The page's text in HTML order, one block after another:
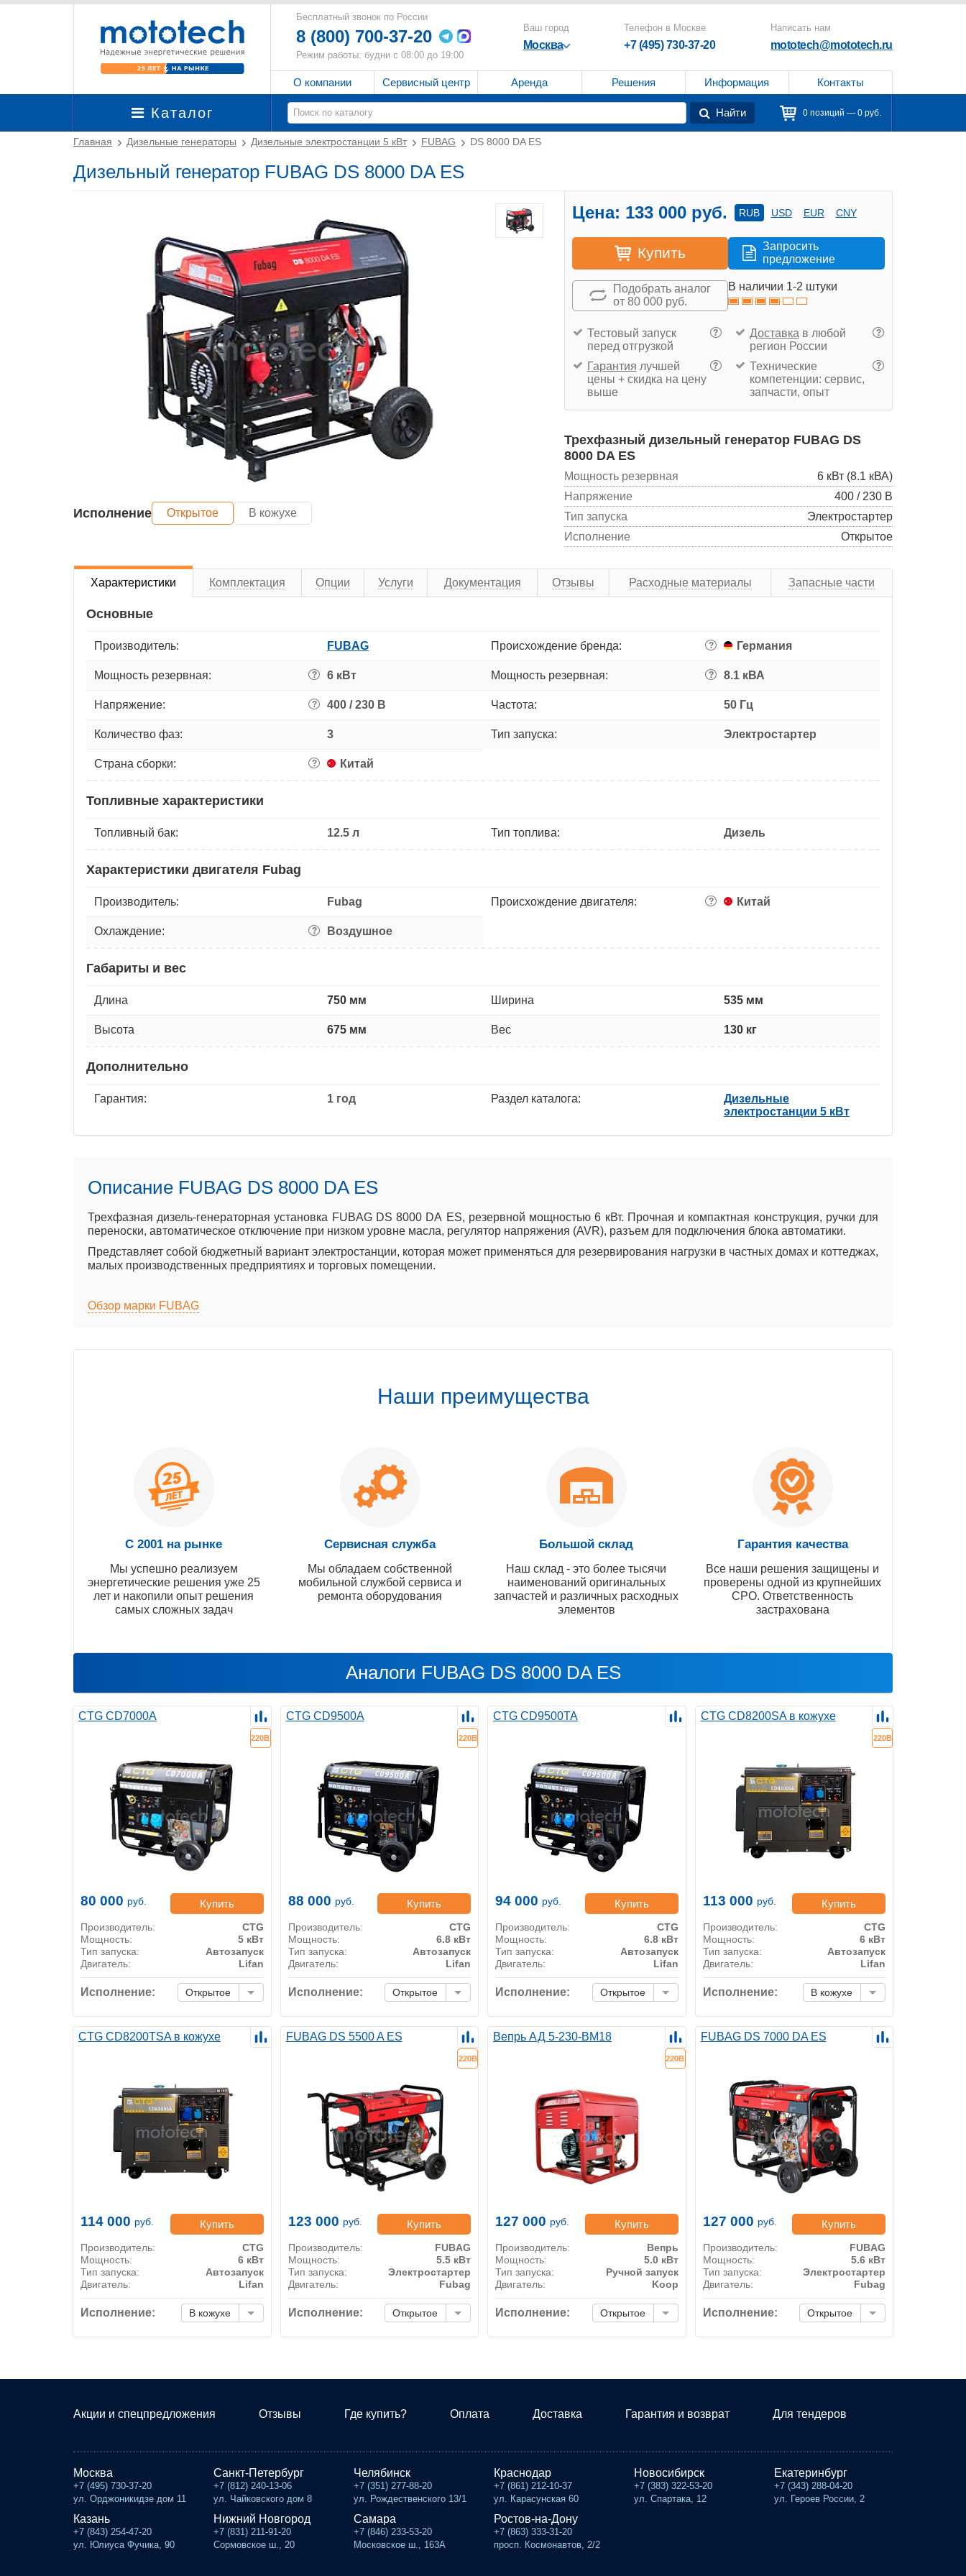
Бесплатный звонок по России
8 (800) 700-37-20
Режим работы: будни с 08:00 до 19:00
Ваш город
Москва
Телефон в Москве
+7 (495) 730-37-20
Написать нам
mototech@mototech.ru
О компании Сервисный центр Аренда Решения Информация Контакты
Каталог Найти 0 позиций — 0 руб.
Главная Дизельные генераторы Дизельные электростанции 5 кВт FUBAG DS 8000 DA ES
Дизельный генератор FUBAG DS 8000 DA ES
Исполнение Открытое В кожухе
Цена: 133 000 руб. RUB USD EUR CNY
Купить
Запросить
предложение
Подобрать аналог
от 80 000 руб.
В наличии 1-2 штуки
?
Тестовый запуск
перед отгрузкой
?
Доставка в любой
регион России
?
Гарантия лучшей
цены + скидка на цену
выше
?
Технические
компетенции: сервис,
запчасти, опыт
Трехфазный дизельный генератор FUBAG DS
8000 DA ES
Мощность резервная
6 кВт (8.1 кВА)
Напряжение
400 / 230 В
Тип запуска
Электростартер
Исполнение
Открытое
Характеристики Комплектация Опции Услуги Документация Отзывы Расходные материалы Запасные части
Основные
Производитель: FUBAG Происхождение бренда: ? Германия
Мощность резервная: ? 6 кВт Мощность резервная: ? 8.1 кВА
Напряжение: ? 400 / 230 В Частота: 50 Гц
Количество фаз: 3 Тип запуска: Электростартер
Страна сборки: ? Китай
Топливные характеристики
Топливный бак: 12.5 л Тип топлива: Дизель
Характеристики двигателя Fubag
Производитель: Fubag Происхождение двигателя: ? Китай
Охлаждение: ? Воздушное
Габариты и вес
Длина 750 мм Ширина 535 мм
Высота 675 мм Вес 130 кг
Дополнительно
Гарантия: 1 год Раздел каталога:
Дизельные
электростанции 5 кВт
Описание FUBAG DS 8000 DA ES
Трехфазная дизель-генераторная установка FUBAG DS 8000 DA ES, резервной мощностью 6 кВт. Прочная и компактная конструкция, ручки для
переноски, автоматическое отключение при низком уровне масла, регулятор напряжения (AVR), разъем для подключения блока автоматики.
Представляет собой бюджетный вариант электростанции, которая может применяться для резервирования нагрузки в частных домах и коттеджах,
малых производственных предприятиях и торговых помещении.
Обзор марки FUBAG
Наши преимущества
С 2001 на рынке
Мы успешно реализуем
энергетические решения уже 25
лет и накопили опыт решения
самых сложных задач
Сервисная служба
Мы обладаем собственной
мобильной службой сервиса и
ремонта оборудования
Большой склад
Наш склад - это более тысячи
наименований оригинальных
запчастей и различных расходных
элементов
Гарантия качества
Все наши решения защищены и
проверены одной из крупнейших
СРО. Ответственность
застрахована
Аналоги FUBAG DS 8000 DA ES
CTG CD7000A
220В
80 000 руб. Купить
Производитель:
CTG
Мощность:
5 кВт
Тип запуска:
Автозапуск
Двигатель:
Lifan
Исполнение: Открытое
CTG CD9500A
220В
88 000 руб. Купить
Производитель:
CTG
Мощность:
6.8 кВт
Тип запуска:
Автозапуск
Двигатель:
Lifan
Исполнение: Открытое
CTG CD9500TA
94 000 руб. Купить
Производитель:
CTG
Мощность:
6.8 кВт
Тип запуска:
Автозапуск
Двигатель:
Lifan
Исполнение: Открытое
CTG CD8200SA в кожухе
220В
113 000 руб. Купить
Производитель:
CTG
Мощность:
6 кВт
Тип запуска:
Автозапуск
Двигатель:
Lifan
Исполнение: В кожухе
CTG CD8200TSA в кожухе
114 000 руб. Купить
Производитель:
CTG
Мощность:
6 кВт
Тип запуска:
Автозапуск
Двигатель:
Lifan
Исполнение: В кожухе
FUBAG DS 5500 A ES
220В
123 000 руб. Купить
Производитель:
FUBAG
Мощность:
5.5 кВт
Тип запуска:
Электростартер
Двигатель:
Fubag
Исполнение: Открытое
Вепрь АД 5-230-ВМ18
220В
127 000 руб. Купить
Производитель:
Вепрь
Мощность:
5.0 кВт
Тип запуска:
Ручной запуск
Двигатель:
Koop
Исполнение: Открытое
FUBAG DS 7000 DA ES
127 000 руб. Купить
Производитель:
FUBAG
Мощность:
5.6 кВт
Тип запуска:
Электростартер
Двигатель:
Fubag
Исполнение: Открытое
Акции и спецпредложения Отзывы Где купить? Оплата Доставка Гарантия и возврат Для тендеров
Москва
+7 (495) 730-37-20
ул. Орджоникидзе дом 11
Санкт-Петербург
+7 (812) 240-13-06
ул. Чайковского дом 8
Челябинск
+7 (351) 277-88-20
ул. Рождественского 13/1
Краснодар
+7 (861) 212-10-37
ул. Карасунская 60
Новосибирск
+7 (383) 322-53-20
ул. Спартака, 12
Екатеринбург
+7 (343) 288-04-20
ул. Героев России, 2
Казань
+7 (843) 254-47-20
ул. Юлиуса Фучика, 90
Нижний Новгород
+7 (831) 211-91-20
Сормовское ш., 20
Самара
+7 (846) 233-53-20
Московское ш., 163А
Ростов-на-Дону
+7 (863) 333-31-20
просп. Космонавтов, 2/2